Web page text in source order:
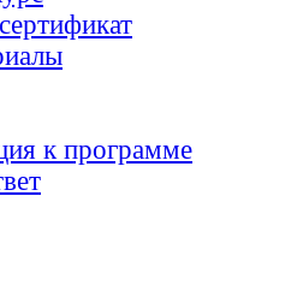
к программе